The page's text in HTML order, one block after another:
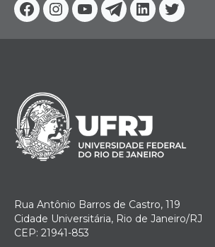
Facebook
Instagram
YoutubeTelegram
Linkedin
Twitter
Rua Antônio Barros de Castro, 119
Cidade Universitária, Rio de Janeiro/RJ
CEP: 21941-853